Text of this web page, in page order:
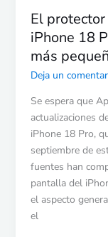
El
iPhone 18
más
Deja un
Se espera que
actualizaciones
iPhone 18 Pro,
septiembre de
fuentes han
pantalla del
el aspecto
el
isla
dinámica
más
pequeña